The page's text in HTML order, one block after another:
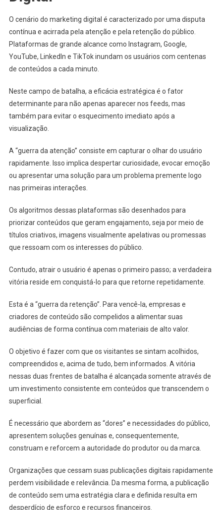
O cenário do marketing digital é caracterizado por uma disputa
contínua e acirrada pela atenção e pela retenção do público.
Plataformas de grande alcance como Instagram, Google,
YouTube, LinkedIn e TikTok inundam os usuários com centenas
de conteúdos a cada minuto.
Neste campo de batalha, a eficácia estratégica é o fator
determinante para não apenas aparecer nos feeds, mas
também para evitar o esquecimento imediato após a
visualização.
A “guerra da atenção” consiste em capturar o olhar do usuário
rapidamente. Isso implica despertar curiosidade, evocar emoção
ou apresentar uma solução para um problema premente logo
nas primeiras interações.
Os algoritmos dessas plataformas são desenhados para
priorizar conteúdos que geram engajamento, seja por meio de
títulos criativos, imagens visualmente apelativas ou promessas
que ressoam com os interesses do público.
Contudo, atrair o usuário é apenas o primeiro passo; a verdadeira
vitória reside em conquistá-lo para que retorne repetidamente.
Esta é a “guerra da retenção”. Para vencê-la, empresas e
criadores de conteúdo são compelidos a alimentar suas
audiências de forma contínua com materiais de alto valor.
O objetivo é fazer com que os visitantes se sintam acolhidos,
compreendidos e, acima de tudo, bem informados. A vitória
nessas duas frentes de batalha é alcançada somente através de
um investimento consistente em conteúdos que transcendem o
superficial.
É necessário que abordem as “dores” e necessidades do público,
apresentem soluções genuínas e, consequentemente,
construam e reforcem a autoridade do produtor ou da marca.
Organizações que cessam suas publicações digitais rapidamente
perdem visibilidade e relevância. Da mesma forma, a publicação
de conteúdo sem uma estratégia clara e definida resulta em
desperdício de esforço e recursos financeiros.